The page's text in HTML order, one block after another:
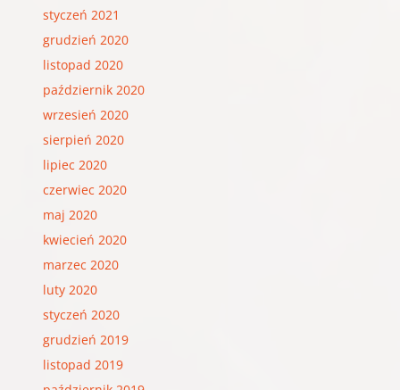
styczeń 2021
grudzień 2020
listopad 2020
październik 2020
wrzesień 2020
sierpień 2020
lipiec 2020
czerwiec 2020
maj 2020
kwiecień 2020
marzec 2020
luty 2020
styczeń 2020
grudzień 2019
listopad 2019